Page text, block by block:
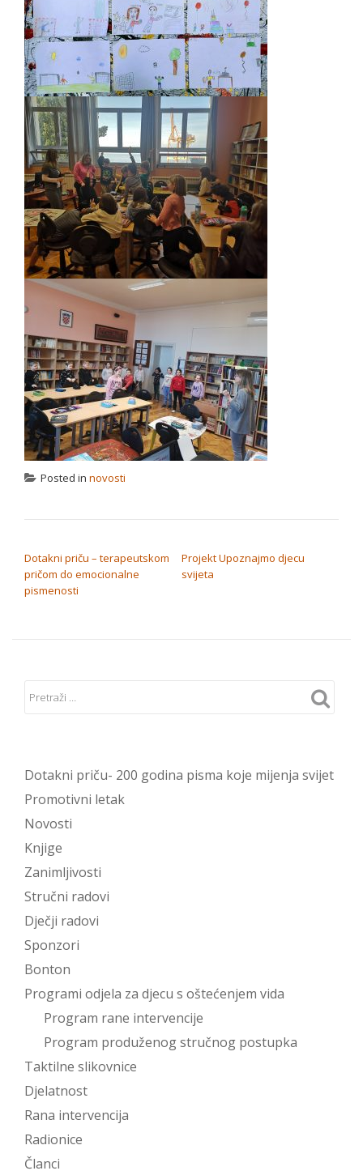
Posted in novosti
Dotakni priču – terapeutskom
pričom do emocionalne
pismenosti
Projekt Upoznajmo djecu
svijeta
Dotakni priču- 200 godina pisma koje mijenja svijet
Promotivni letak
Novosti
Knjige
Zanimljivosti
Stručni radovi
Dječji radovi
Sponzori
Bonton
Programi odjela za djecu s oštećenjem vida
Program rane intervencije
Program produženog stručnog postupka
Taktilne slikovnice
Djelatnost
Rana intervencija
Radionice
Članci